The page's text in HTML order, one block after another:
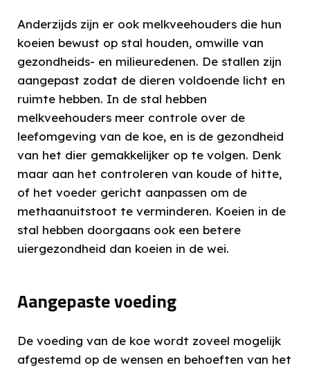
Anderzijds zijn er ook melkveehouders die hun
koeien bewust op stal houden, omwille van
gezondheids- en milieuredenen. De stallen zijn
aangepast zodat de dieren voldoende licht en
ruimte hebben. In de stal hebben
melkveehouders meer controle over de
leefomgeving van de koe, en is de gezondheid
van het dier gemakkelijker op te volgen. Denk
maar aan het controleren van koude of hitte,
of het voeder gericht aanpassen om de
methaanuitstoot te verminderen. Koeien in de
stal hebben doorgaans ook een betere
uiergezondheid dan koeien in de wei.
Aangepaste voeding
De voeding van de koe wordt zoveel mogelijk
afgestemd op de wensen en behoeften van het